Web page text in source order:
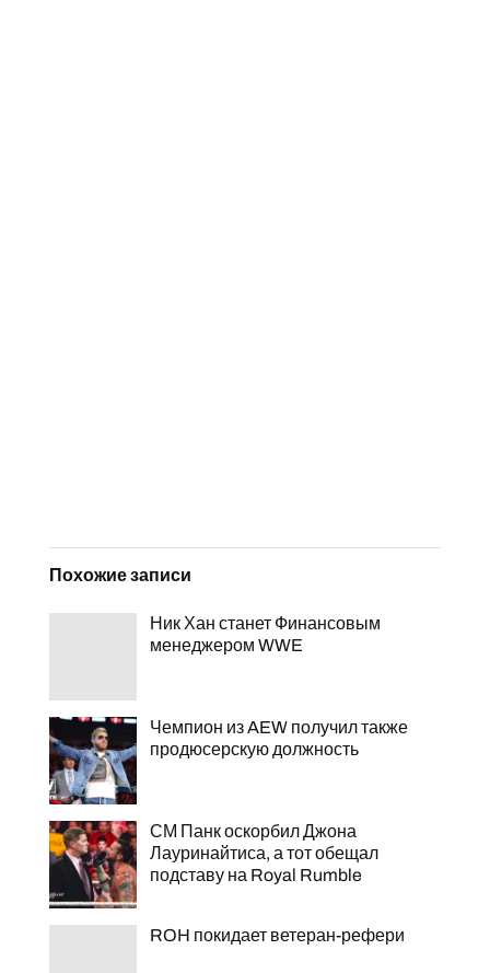
Похожие записи
Ник Хан станет Финансовым
менеджером WWE
Чемпион из AEW получил также
продюсерскую должность
СМ Панк оскорбил Джона
Лауринайтиса, а тот обещал
подставу на Royal Rumble
ROH покидает ветеран-рефери